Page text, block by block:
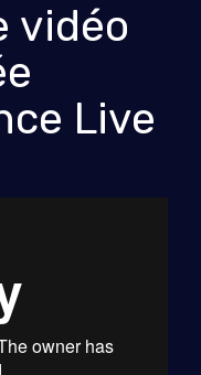
vidéo
Live